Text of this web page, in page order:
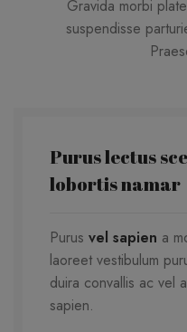
Gravida morbi
suspendisse
Purus lectus
lobortis namar
Purus vel sapien a
laoreet vestibulum
duira convallis ac vel
sapien.